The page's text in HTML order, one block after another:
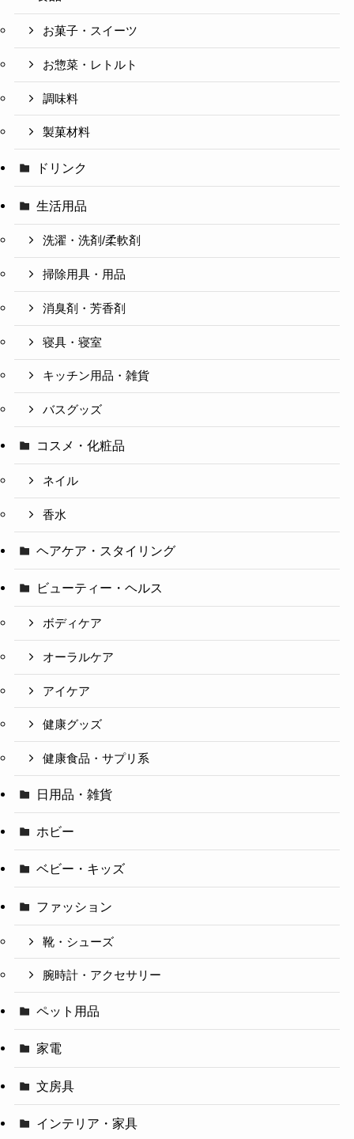
お菓子・スイーツ
お惣菜・レトルト
調味料
製菓材料
ドリンク
生活用品
洗濯・洗剤/柔軟剤
掃除用具・用品
消臭剤・芳香剤
寝具・寝室
キッチン用品・雑貨
バスグッズ
コスメ・化粧品
ネイル
香水
ヘアケア・スタイリング
ビューティー・ヘルス
ボディケア
オーラルケア
アイケア
健康グッズ
健康食品・サプリ系
日用品・雑貨
ホビー
ベビー・キッズ
ファッション
靴・シューズ
腕時計・アクセサリー
ペット用品
家電
文房具
インテリア・家具